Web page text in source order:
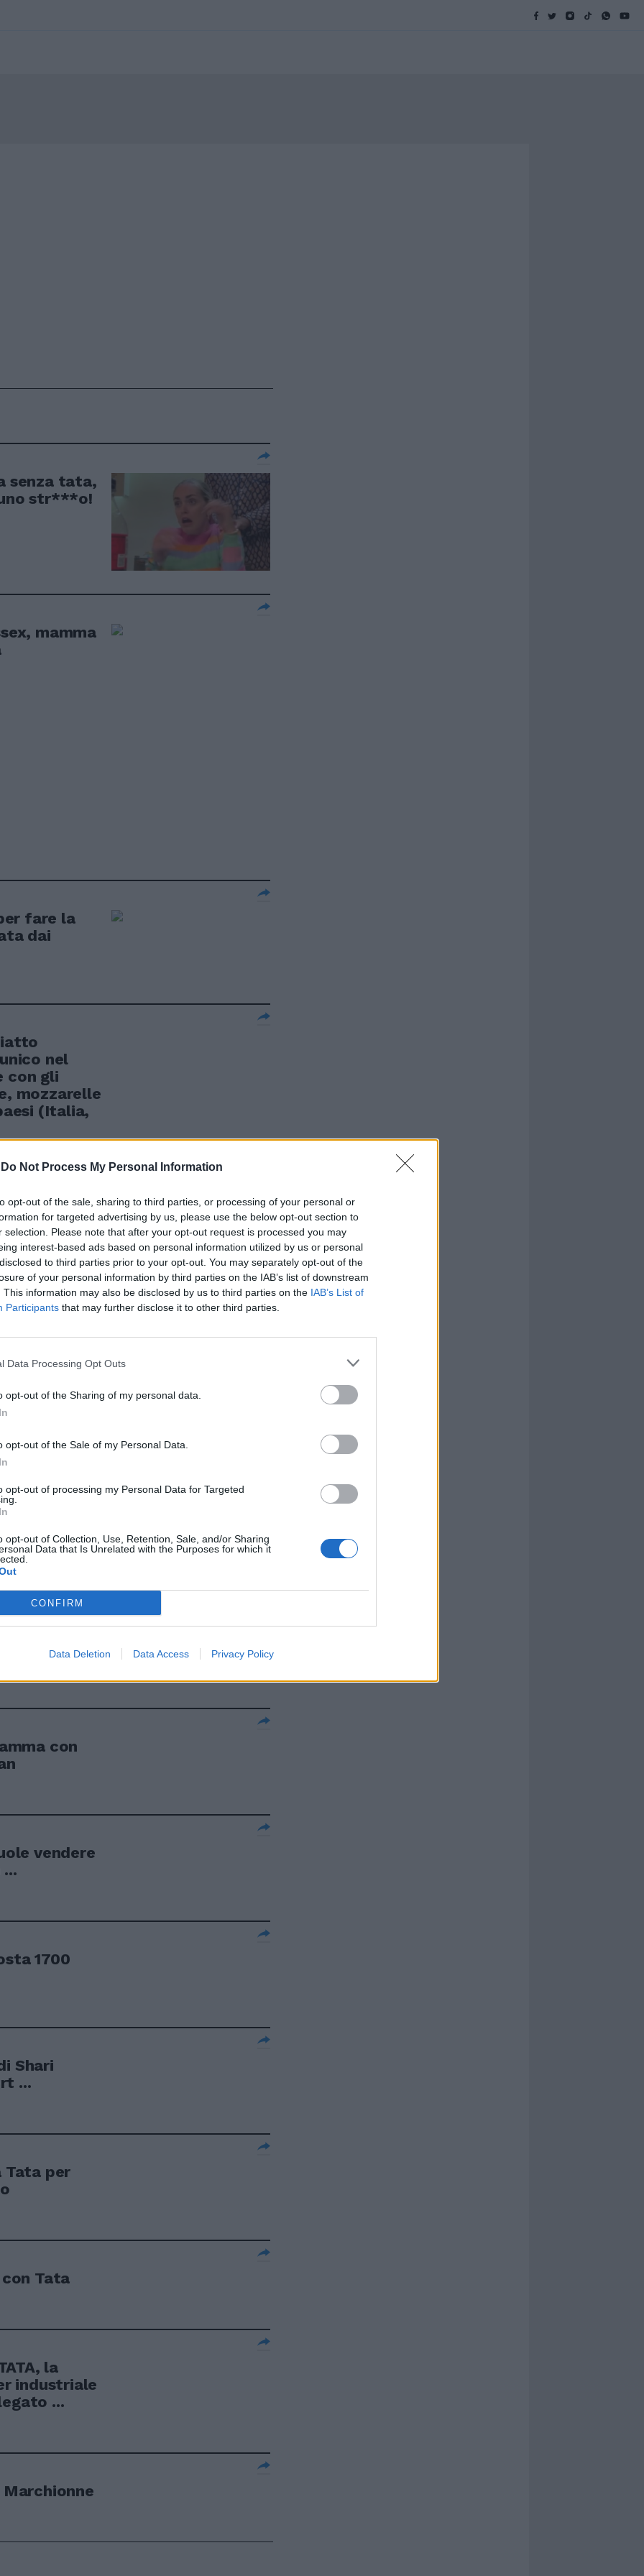
Do Not Process My Personal Information
opt-out of the sale, sharing to third parties, or processing of your personal or
for targeted advertising by us, please use the below opt-out section to
selection. Please note that after your opt-out request is processed you may
interest-based ads based on personal information utilized by us or personal
to third parties prior to your opt-out. You may separately opt-out of the
of your personal information by third parties on the IAB’s list of downstream
This information may also be disclosed by us to third parties on the IAB’s List of
Participants that may further disclose it to other third parties.
Data Processing Opt Outs
opt-out of the Sharing of my personal data.
opt-out of the Sale of my Personal Data.
opt-out of processing my Personal Data for Targeted
opt-out of Collection, Use, Retention, Sale, and/or Sharing
Data that Is Unrelated with the Purposes for which it
CONFIRM
Data Deletion Data Access Privacy Policy
senza tata,
str***o!
mamma
fare la
dai
nel
con gli
mozzarelle
(Italia,
di
forte col
tata alla
scelto il
romanzo
in uscita
per la
con
vendere
1700
Shari
...
Tata per
Tata
la
industriale
...